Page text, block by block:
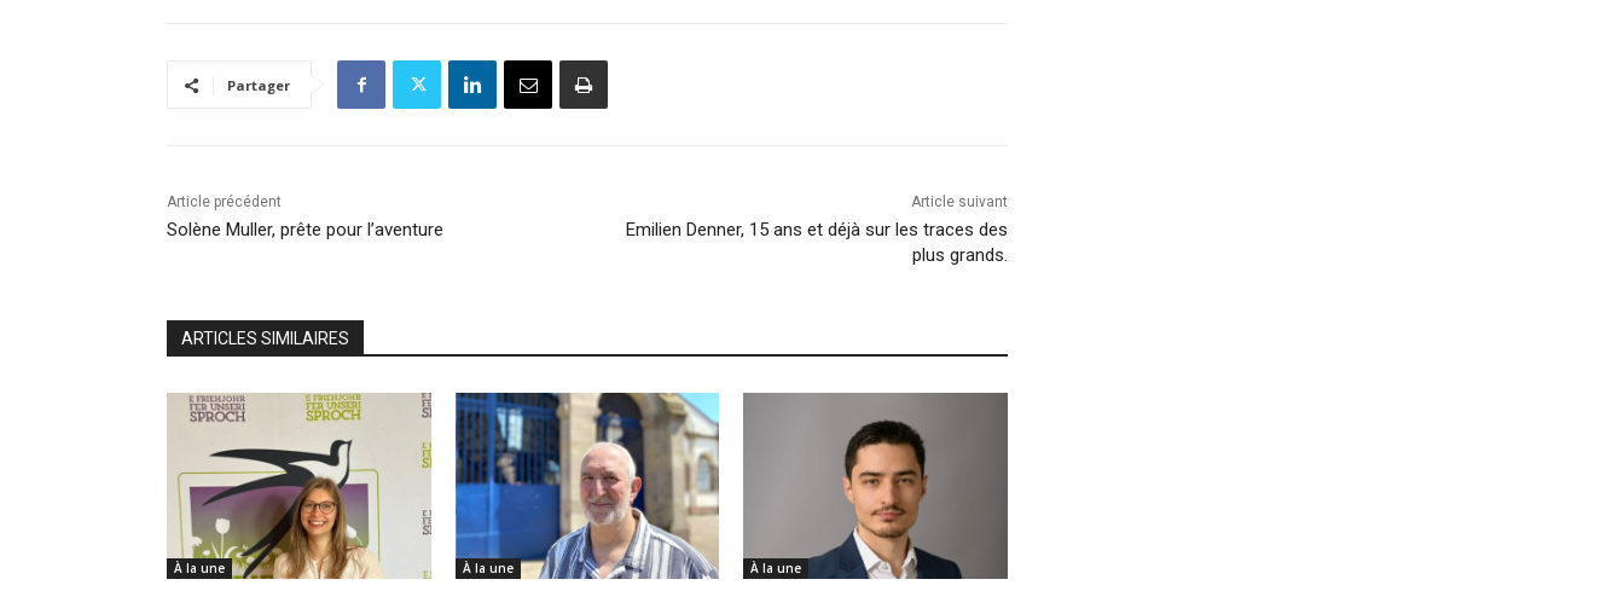
Partager
Article précédent
Solène Muller, prête pour l’aventure
Article suivant
Emilien Denner, 15 ans et déjà sur les traces des
plus grands.
ARTICLES SIMILAIRES
À la une À la une À la une